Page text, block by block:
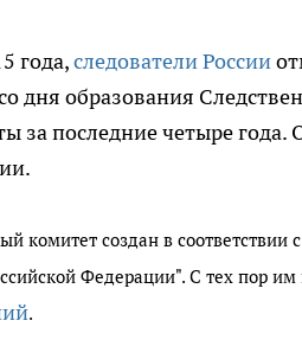
года,следователи России
дня образования
за последние четыре
комитет создан в
Федерации". С тех пор
.